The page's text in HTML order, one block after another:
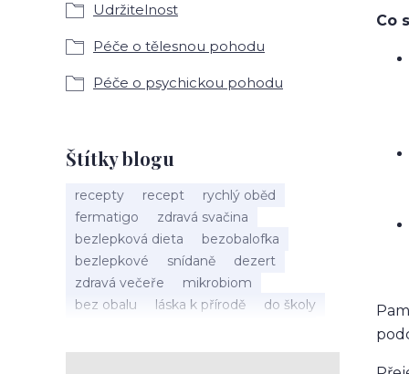
Udržitelnost
Péče o tělesnou pohodu
Péče o psychickou pohodu
Štítky blogu
recepty recept
rychlý oběd
fermatigo
zdravá svačina
bezlepková dieta
bezobalofka
bezlepkové
snídaně
dezert
zdravá večeře
mikrobiom
bez obalu
láska k přírodě
do školy
plasty
mikroplasty
znečištění
Co